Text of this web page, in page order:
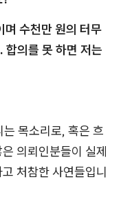
며 수천만 원의 터무
합의를 못 하면 저는
목소리로, 혹은 흐
의뢰인분들이 실제
처참한 사연들입니